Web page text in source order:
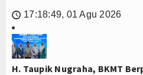
🕔 17:18:49, 01 Agu 2026
H. Taupik Nugraha, BKMT